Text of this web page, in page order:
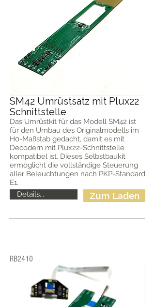
SM42 Umrüstsatz mit Plux22
Schnittstelle
Das Umrüstkit für das Modell SM42 ist
für den Umbau des Originalmodells im
H0-Maßstab gedacht, damit es mit
Decodern mit Plux22-Schnittstelle
kompatibel ist. Dieses Selbstbaukit
ermöglicht die vollständige Steuerung
aller Beleuchtungen nach PKP-Standard
E1.
Details...
Zum Laden
RB2410